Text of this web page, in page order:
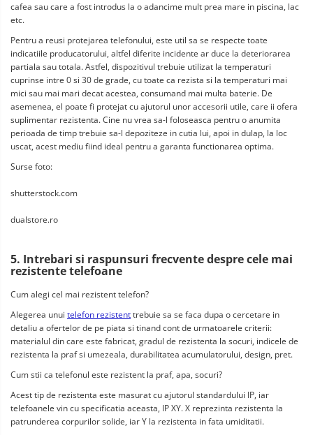
cafea sau care a fost introdus la o adancime mult prea mare in piscina, lac
etc.
Pentru a reusi protejarea telefonului, este util sa se respecte toate
indicatiile producatorului, altfel diferite incidente ar duce la deteriorarea
partiala sau totala. Astfel, dispozitivul trebuie utilizat la temperaturi
cuprinse intre 0 si 30 de grade, cu toate ca rezista si la temperaturi mai
mici sau mai mari decat acestea, consumand mai multa baterie. De
asemenea, el poate fi protejat cu ajutorul unor accesorii utile, care ii ofera
suplimentar rezistenta. Cine nu vrea sa-l foloseasca pentru o anumita
perioada de timp trebuie sa-l depoziteze in cutia lui, apoi in dulap, la loc
uscat, acest mediu fiind ideal pentru a garanta functionarea optima.
Surse foto:
shutterstock.com
dualstore.ro
5. Intrebari si raspunsuri frecvente despre cele mai
rezistente telefoane
Cum alegi cel mai rezistent telefon?
Alegerea unui telefon rezistent trebuie sa se faca dupa o cercetare in
detaliu a ofertelor de pe piata si tinand cont de urmatoarele criterii:
materialul din care este fabricat, gradul de rezistenta la socuri, indicele de
rezistenta la praf si umezeala, durabilitatea acumulatorului, design, pret.
Cum stii ca telefonul este rezistent la praf, apa, socuri?
Acest tip de rezistenta este masurat cu ajutorul standardului IP, iar
telefoanele vin cu specificatia aceasta, IP XY. X reprezinta rezistenta la
patrunderea corpurilor solide, iar Y la rezistenta in fata umiditatii.